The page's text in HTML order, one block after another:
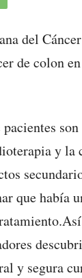
del
de colon
y la
que había
y segura